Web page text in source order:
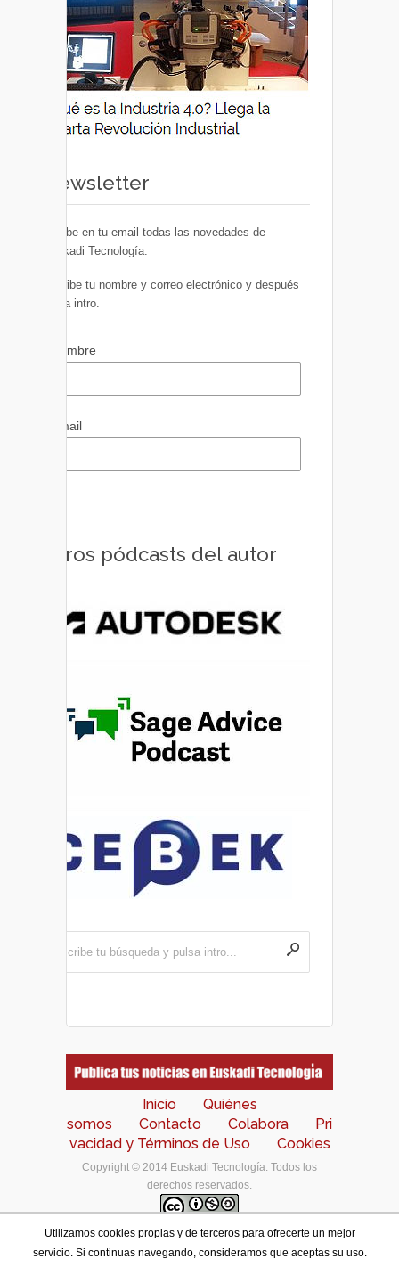
Newsletter
Recibe en tu email todas las novedades de
Euskadi Tecnología.
Escribe tu nombre y correo electrónico y después
pulsa intro.
Nombre
Email
Otros pódcasts del autor
Inicio
Quiénes
somos
Contacto Colabora
Pri
vacidad y Términos de Uso
Cookies
Copyright © 2014 Euskadi Tecnología. Todos los
derechos reservados.
Los contenidos de este portal están bajo unalicencia
de Creative Commons Reconocimiento-NoComercial-
Utilizamos cookies propias y de terceros para ofrecerte un mejor
servicio. Si continuas navegando, consideramos que aceptas su uso.